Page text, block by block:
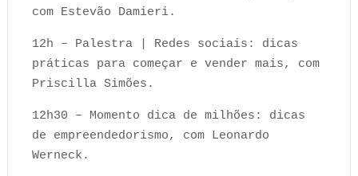
com Estevão Damieri.
12h – Palestra | Redes sociais: dicas
práticas para começar e vender mais, com
Priscilla Simões.
12h30 – Momento dica de milhões: dicas
de empreendedorismo, com Leonardo
Werneck.